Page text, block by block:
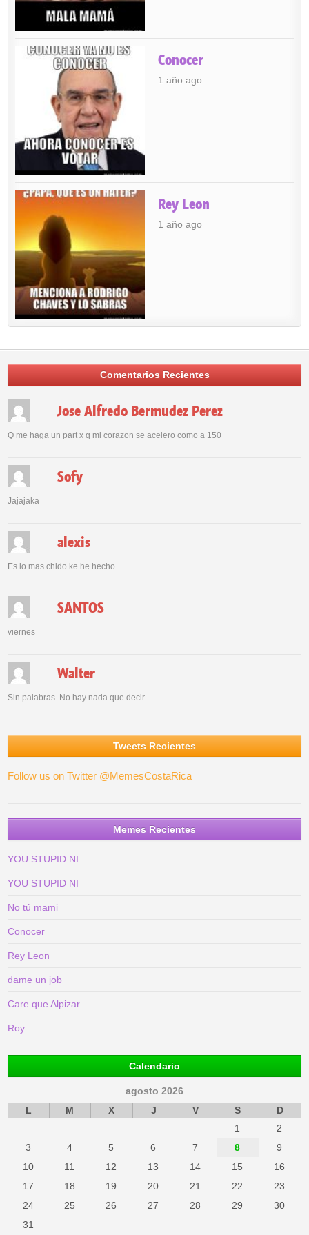
Conocer
1 año ago
Rey Leon
1 año ago
Comentarios Recientes
Jose Alfredo Bermudez Perez
Q me haga un part x q mi corazon se acelero como a 150
Sofy
Jajajaka
alexis
Es lo mas chido ke he hecho
SANTOS
viernes
Walter
Sin palabras. No hay nada que decir
Tweets Recientes
Follow us on Twitter @MemesCostaRica
Memes Recientes
YOU STUPID NI
YOU STUPID NI
No tú mami
Conocer
Rey Leon
dame un job
Care que Alpizar
Roy
Calendario
agosto 2026
L
M X J V S
D
1
2
3
4 5 6 7 8
9
10
11 12 13 14 15
16
17
18 19 20 21 22
23
24
25 26 27 28 29
30
31